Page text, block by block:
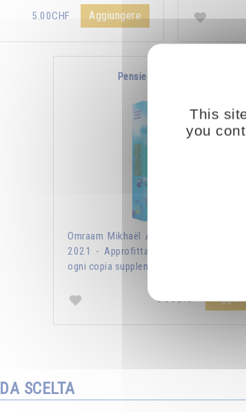
5.00CHF Aggiungere
Pensieri Quotidiani 2021
Omraam Mikhaël Aïvanhov Pensieri
2021 - Approfitta dello sconto di 2
ogni copia supplementare aggiunta
5.00CHF
SCELTA
This
you